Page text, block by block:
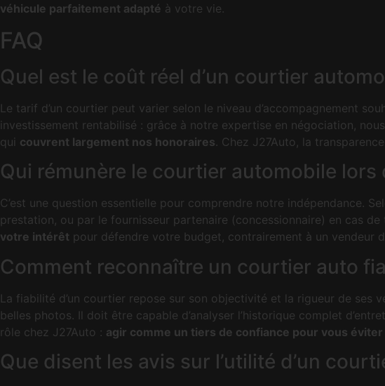
véhicule parfaitement adapté à votre vie.
FAQ
Quel est le coût réel d’un courtier
Le tarif d’un courtier peut varier selon le niveau d’accompagnement
investissement rentabilisé : grâce à notre expertise en négociation,
qui couvrent largement nos honoraires. Chez J27Auto, la
Qui rémunère le courtier automobile lors
C’est une question essentielle pour comprendre notre indépendance.
prestation, ou par le fournisseur partenaire (concessionnaire) en cas
votre intérêt pour défendre votre budget, contrairement à un vendeur
Comment reconnaître un courtier auto
La fiabilité d’un courtier repose sur son objectivité et la rigueur de ses
belles photos. Il doit être capable d’analyser l’historique complet
rôle chez J27Auto : agir comme un tiers de confiance pour vous
Que disent les avis sur l’utilité d’un